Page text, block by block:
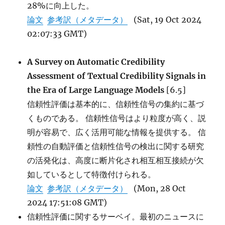
28%に向上した。
論文 参考訳（メタデータ）
(Sat, 19 Oct 2024
02:07:33 GMT)
A Survey on Automatic Credibility
Assessment of Textual Credibility Signals in
the Era of Large Language Models [6.5]
信頼性評価は基本的に、信頼性信号の集約に基づ
くものである。 信頼性信号はより粒度が高く、説
明が容易で、広く活用可能な情報を提供する。 信
頼性の自動評価と信頼性信号の検出に関する研究
の活発化は、高度に断片化され相互相互接続が欠
如しているとして特徴付けられる。
論文 参考訳（メタデータ）
(Mon, 28 Oct
2024 17:51:08 GMT)
信頼性評価に関するサーベイ。最初のニュースに